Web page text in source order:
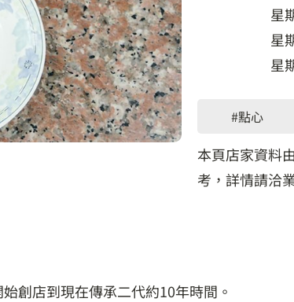
星
星
星
#點心
本頁店家資料
考，詳情請洽
創店到現在傳承二代約10年時間。